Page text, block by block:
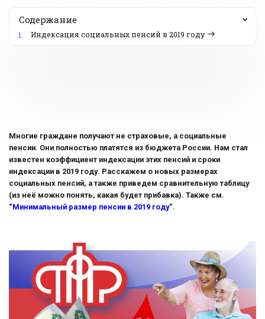
Содержание
1. Индексация социальных пенсий в 2019 году
Многие граждане получают не страховые, а социальные
пенсии. Они полностью платятся из бюджета России. Нам стал
известен коэффициент индексации этих пенсий и сроки
индексации в 2019 году. Расскажем о новых размерах
социальных пенсий, а также приведем сравнительную таблицу
(из неё можно понять, какая будет прибавка). Также см.
“Минимальный размер пенсии в 2019 году“.